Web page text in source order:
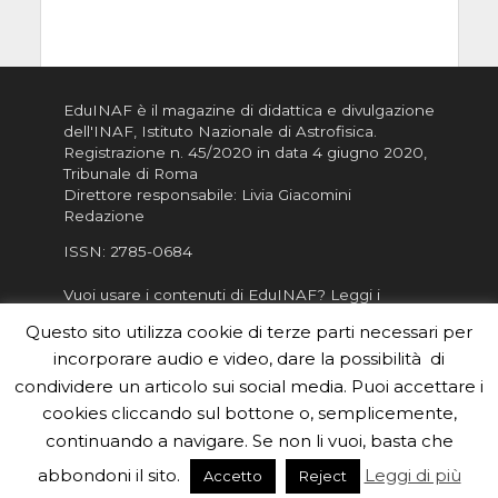
EduINAF è il magazine di didattica e divulgazione
dell'INAF, Istituto Nazionale di Astrofisica
Registrazione n. 45/2020 in data 4 giugno 2020,
Tribunale di Roma
Direttore responsabile: Livia Giacomini
Redazione
ISSN: 2785-0684
Vuoi usare i contenuti di EduINAF? Leggi i
Informativa sulla Privacy
Informatva sui Cookie
Per la rubrica de l'Astronomo risponde, per
inviarci le tue foto o i tuoi contributi, scrivici a
redazione.edu [chiocciola] inaf.it oppure
il form
Questo sito utilizza cookie di terze parti necessari per
incorporare audio e video, dare la possibilità di
condividere un articolo sui social media. Puoi accettare i
cookies cliccando sul bottone o, semplicemente,
continuando a navigare. Se non li vuoi, basta che
abbondoni il sito.
Accetto Reject Leggi di più